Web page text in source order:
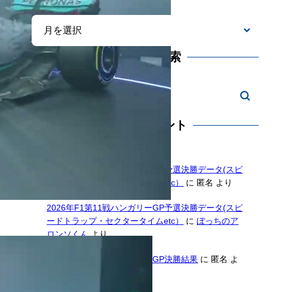
ブログ内検索
最近のコメント
2026年F1第11戦ハンガリーGP予選決勝データ(スピ
ードトラップ・セクタータイムetc）
に 匿名 より
2026年F1第11戦ハンガリーGP予選決勝データ(スピ
ードトラップ・セクタータイムetc）
にぼっちのア
ロンソくんより
2026年F1第11戦ハンガリーGP決勝結果 に 匿名 よ